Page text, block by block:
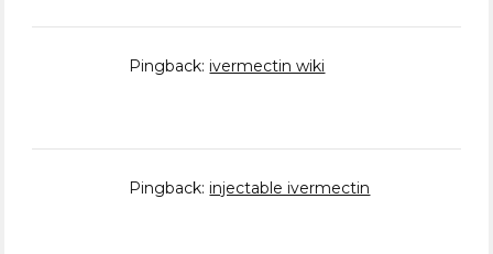
Pingback: ivermectin wiki
Pingback: injectable ivermectin